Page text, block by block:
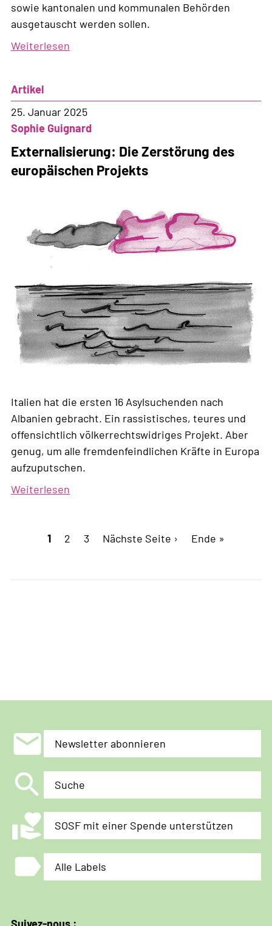
sowie kantonalen und kommunalen Behörden
ausgetauscht werden sollen.
Weiterlesen
Rechte
zu
reduzieren
Artikel
25. Januar 2025
Sophie Guignard
Externalisierung: Die Zerstörung des
europäischen Projekts
Italien hat die ersten 16 Asylsuchenden nach
Albanien gebracht. Ein rassistisches, teures und
offensichtlich völkerrechtswidriges Projekt. Aber
genug, um alle fremdenfeindlichen Kräfte in Europa
aufzuputschen.
Weiterlesen
Zerstörung
Seitennummerierung
Aktuelle
1 Page
2 Page
3
Nächste
Nächste Seite ›
Letzte
Ende »
mail Newsletter abonnieren
search Suche
volunteer_activism SOSF mit einer Spende unterstützen
label Alle Labels